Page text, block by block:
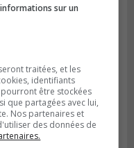
sur un
traitées, et les
identifiants
être stockées
que partagées avec lui,
Nos partenaires et
des données de